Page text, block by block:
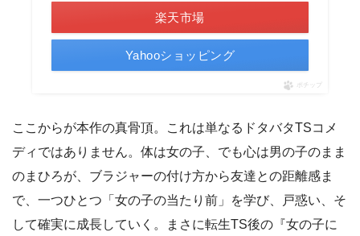
楽天市場
Yahooショッピング
ポチップ
ここからが本作の真骨頂。これは単なるドタバタTSコメ
ディではありません。体は女の子、でも心は男の子のまま
のまひろが、ブラジャーの付け方から友達との距離感ま
で、一つひとつ「女の子の当たり前」を学び、戸惑い、そ
して確実に成長していく。まさに転生TS後の『女の子に